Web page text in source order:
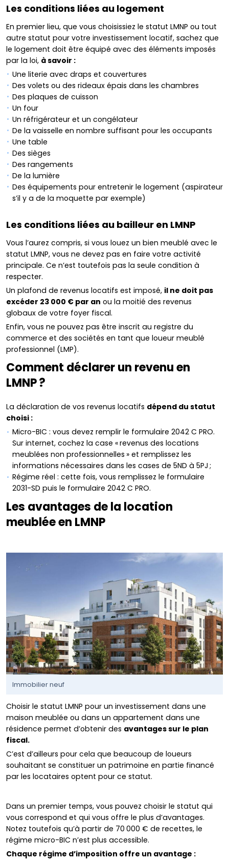
Les conditions liées au logement
En premier lieu, que vous choisissiez le statut LMNP ou tout
autre statut pour votre investissement locatif, sachez que
le logement doit être équipé avec des éléments imposés
par la loi, à savoir :
Une literie avec draps et couvertures
Des volets ou des rideaux épais dans les chambres
Des plaques de cuisson
Un four
Un réfrigérateur et un congélateur
De la vaisselle en nombre suffisant pour les occupants
Une table
Des sièges
Des rangements
De la lumière
Des équipements pour entretenir le logement (aspirateur
s’il y a de la moquette par exemple)
Les conditions liées au bailleur en LMNP
Vous l’aurez compris, si vous louez un bien meublé avec le
statut LMNP, vous ne devez pas en faire votre activité
principale. Ce n’est toutefois pas la seule condition à
respecter.
Un plafond de revenus locatifs est imposé, il ne doit pas
excéder 23 000 € par an ou la moitié des revenus
globaux de votre foyer fiscal.
Enfin, vous ne pouvez pas être inscrit au registre du
commerce et des sociétés en tant que loueur meublé
professionnel (LMP).
Comment déclarer un revenu en
LMNP ?
La déclaration de vos revenus locatifs dépend du statut
choisi :
Micro-BIC : vous devez remplir le formulaire 2042 C PRO.
Sur internet, cochez la case « revenus des locations
meublées non professionnelles » et remplissez les
informations nécessaires dans les cases de 5ND à 5PJ ;
Régime réel : cette fois, vous remplissez le formulaire
2031-SD puis le formulaire 2042 C PRO.
Les avantages de la location
meublée en LMNP
Immobilier neuf
Choisir le statut LMNP pour un investissement dans une
maison meublée ou dans un appartement dans une
résidence permet d’obtenir des avantages sur le plan
fiscal.
C’est d’ailleurs pour cela que beaucoup de loueurs
souhaitant se constituer un patrimoine en partie financé
par les locataires optent pour ce statut.
Dans un premier temps, vous pouvez choisir le statut qui
vous correspond et qui vous offre le plus d’avantages.
Notez toutefois qu’à partir de 70 000 € de recettes, le
régime micro-BIC n’est plus accessible.
Chaque régime d’imposition offre un avantage :